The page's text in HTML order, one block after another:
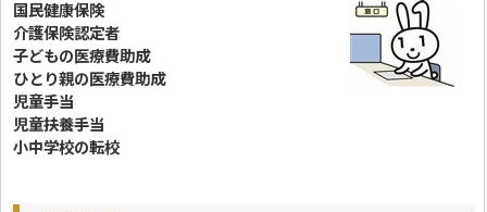
国民健康保険
介護保険認定者
子どもの医療費助成
ひとり親の医療費助成
児童手当
児童扶養手当
小中学校の転校